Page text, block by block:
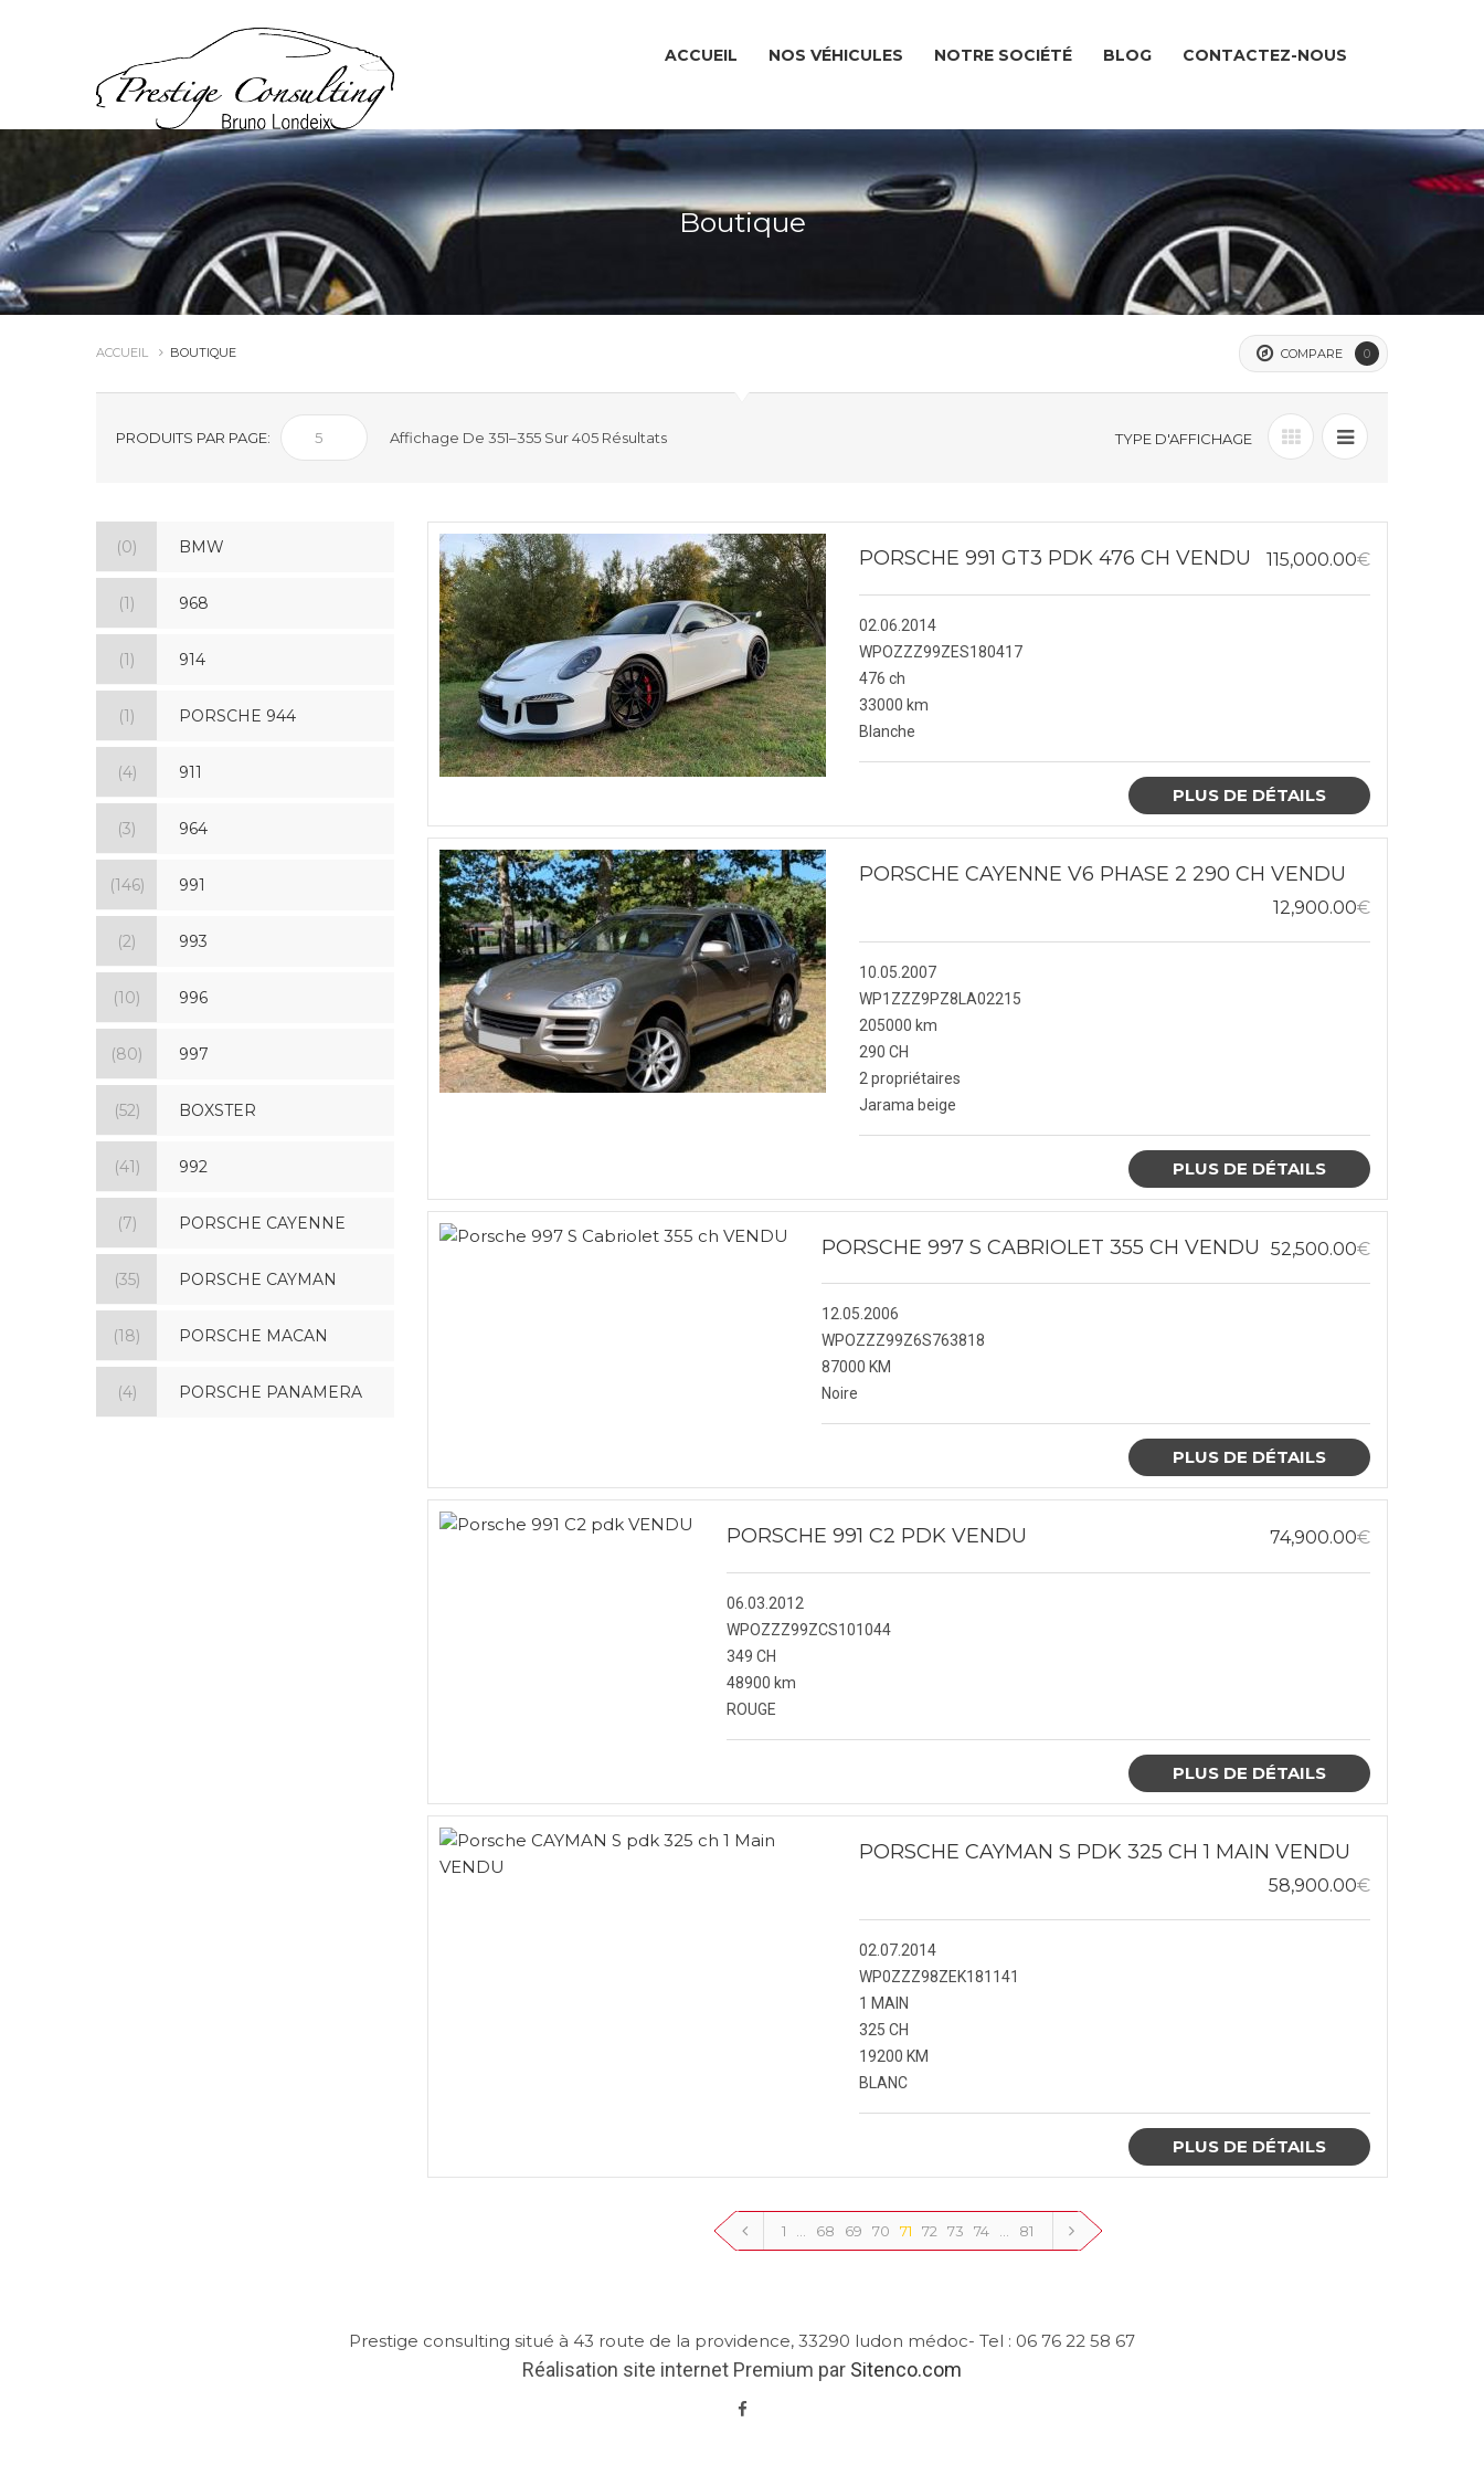
ACCUEIL NOS VÉHICULES NOTRE SOCIÉTÉ BLOG CONTACTEZ-NOUS
ACCUEIL
PORSCHES BOXSTER
PORSCHE 911
PORSCHES 964
PORSCHES 992
PORSCHE 991
PORSCHE 993
PORSCHE 996
PORSCHE 997
PORSCHE CAYENNE
PORSCHE CAYMAN
PORSCHE MACAN
NOTRE SOCIÉTÉ
Boutique
ACCUEIL BOUTIQUE COMPARE 0
PRODUITS PAR PAGE: Affichage De 351–355 Sur 405 Résultats TYPE D'AFFICHAGE
PORSCHE 991 GT3 PDK 476 CH VENDU 115,000.00€
02.06.2014
WPOZZZ99ZES180417
476 ch
33000 km
Blanche
PLUS DE DÉTAILS
PORSCHE CAYENNE V6 PHASE 2 290 CH VENDU
12,900.00€
10.05.2007
WP1ZZZ9PZ8LA02215
205000 km
290 CH
2 propriétaires
Jarama beige
PLUS DE DÉTAILS
PORSCHE 997 S CABRIOLET 355 CH VENDU 52,500.00€
12.05.2006
WPOZZZ99Z6S763818
87000 KM
Noire
PLUS DE DÉTAILS
PORSCHE 991 C2 PDK VENDU 74,900.00€
06.03.2012
WPOZZZ99ZCS101044
349 CH
48900 km
ROUGE
PLUS DE DÉTAILS
PORSCHE CAYMAN S PDK 325 CH 1 MAIN VENDU
58,900.00€
02.07.2014
WP0ZZZ98ZEK181141
1 MAIN
325 CH
19200 KM
BLANC
PLUS DE DÉTAILS
1 … 68 69 70 71 72 73 74 … 81
(0) BMW
(1) 968
(1) 914
(1) PORSCHE 944
(4) 911
(3) 964
(146) 991
(2) 993
(10) 996
(80) 997
(52) BOXSTER
(41) 992
(7) PORSCHE CAYENNE
(35) PORSCHE CAYMAN
(18) PORSCHE MACAN
(4) PORSCHE PANAMERA
Prestige consulting situé à 43 route de la providence, 33290 ludon médoc- Tel : 06 76 22 58 67
Réalisation site internet Premium par Sitenco.com